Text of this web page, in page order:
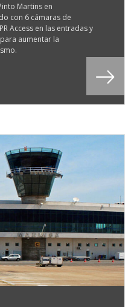
Martins en
con 6 cámaras de
Access en las entradas y
aumentar la